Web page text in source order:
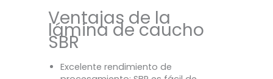
Ventajas de la
lámina de caucho
SBR
Excelente rendimiento de